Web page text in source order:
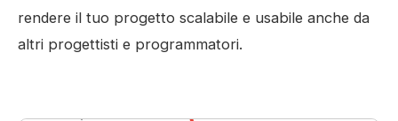
rendere il tuo progetto scalabile e usabile anche da
altri progettisti e programmatori.